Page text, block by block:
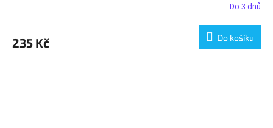
Do 3 dnů
235 Kč Do košíku